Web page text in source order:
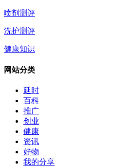
喷剂测评
洗护测评
健康知识
网站分类
延时
百科
推广
创业
健康
资讯
好物
我的分享